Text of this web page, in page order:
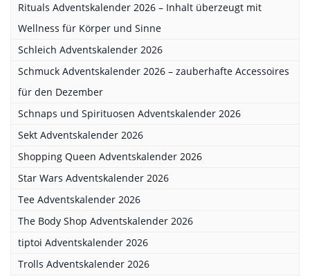
Rituals Adventskalender 2026 – Inhalt überzeugt mit
Wellness für Körper und Sinne
Schleich Adventskalender 2026
Schmuck Adventskalender 2026 – zauberhafte Accessoires
für den Dezember
Schnaps und Spirituosen Adventskalender 2026
Sekt Adventskalender 2026
Shopping Queen Adventskalender 2026
Star Wars Adventskalender 2026
Tee Adventskalender 2026
The Body Shop Adventskalender 2026
tiptoi Adventskalender 2026
Trolls Adventskalender 2026